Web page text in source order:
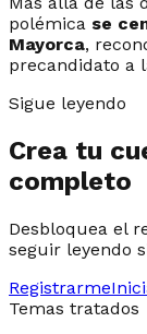
polémica se
Mayorca,
precandidato a
Sigue leyendo
Crea tu
completo
Desbloquea el
seguir leyendo
Registrarme
Temas tratados